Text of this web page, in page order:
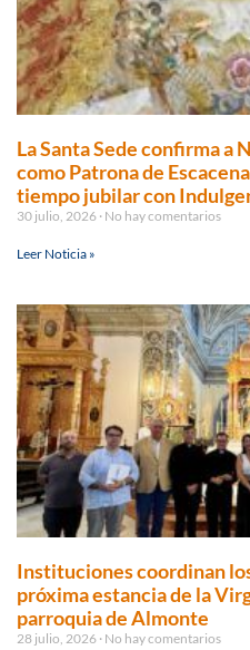
La Santa Sede confirma a
como Patrona de
tiempo jubilar con
30 julio, 2026 No hay comentarios
Leer Noticia »
Instituciones coordinan
próxima estancia de la
parroquia de Almonte
28 julio, 2026 No hay comentarios